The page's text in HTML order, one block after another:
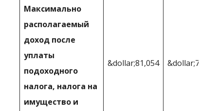
Максимально
располагаемый
доход после
уплаты
подоходного
налога, налога на
имущество и
&dollar;81,054